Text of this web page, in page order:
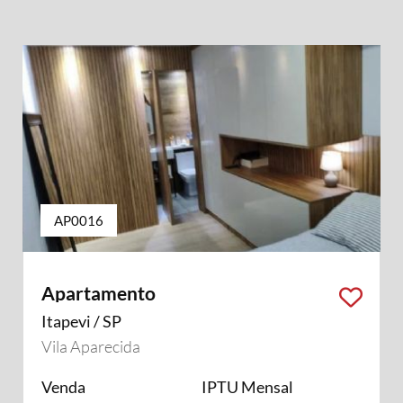
AP0016
Apartamento
Itapevi / SP
Vila Aparecida
Venda IPTU Mensal